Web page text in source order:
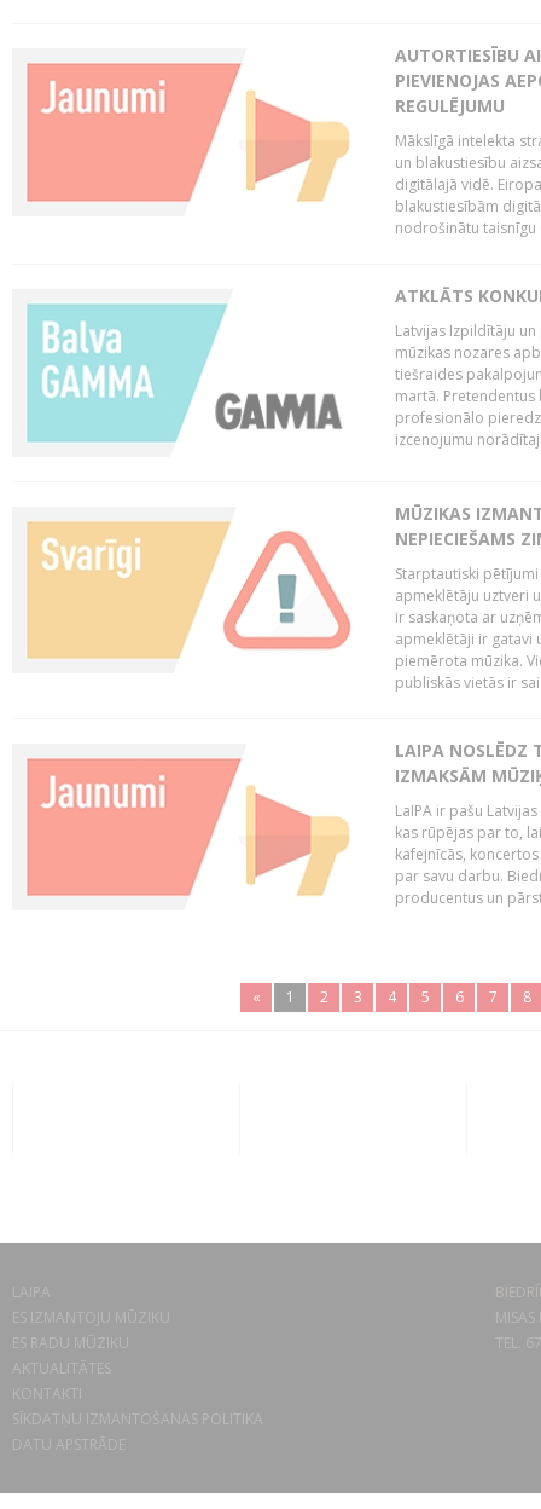
AUTORTIESĪBU
PIEVIENOJAS
REGULĒJUMU
Mākslīgā intelekta
un blakustiesību
digitālajā vidē.
blakustiesībām
nodrošinātu taisnīgu
ATKLĀTS
Latvijas Izpildītāju
mūzikas nozares
tiešraides
martā. Pretendentus
profesionālo
izcenojumu
MŪZIKAS
NEPIECIEŠAMS
Starptautiski
apmeklētāju uztveri
ir saskaņota ar
apmeklētāji ir gatavi
piemērota mūzika.
publiskās vietās ir
LAIPA NOSLĒDZ
IZMAKSĀM
LaIPA ir pašu
kas rūpējas par to,
kafejnīcās,
par savu darbu.
producentus un
« 1 2 3 4 5 6 7 8
LAIPA
ES IZMANTOJU MŪZIKU
ES RADU MŪZIKU
AKTUALITĀTES
KONTAKTI
SĪKDATŅU IZMANTOŠANAS POLITIKA
DATU APSTRĀDE
TEL.